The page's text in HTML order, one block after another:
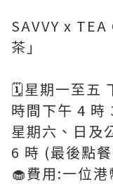
SAVVY x
茶」
🗓️星期一至五
時間下午 4 時
星期六、日及
6 時 (最後點
🧁費用:一位